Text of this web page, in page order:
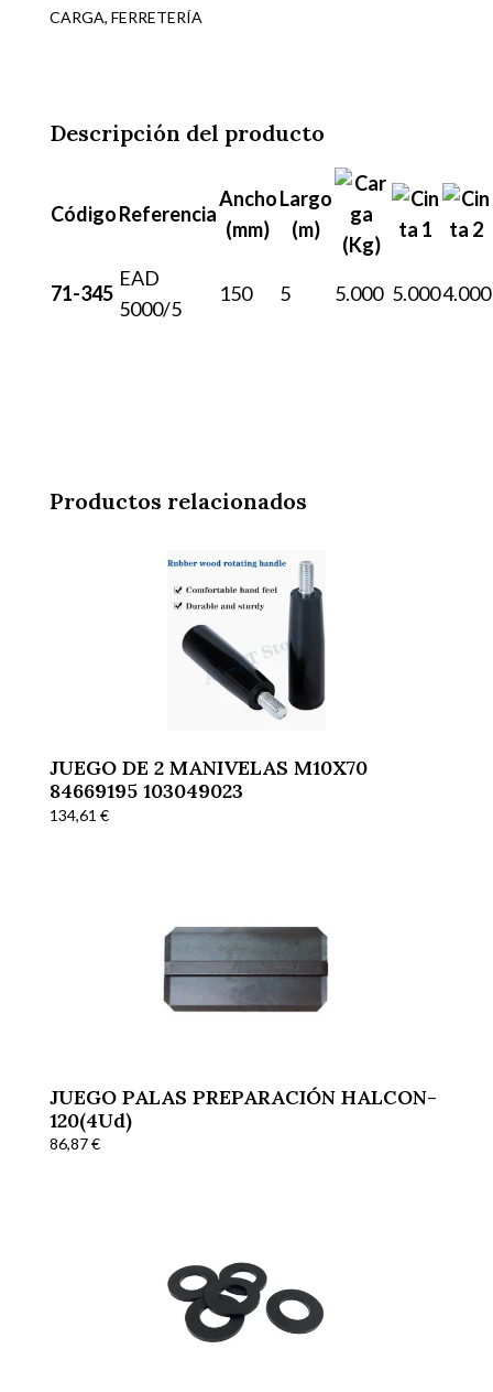
Kg.
CARGA, FERRETERÍA
Descripción del producto
CódigoReferencia
Ancho
(mm)
Largo
(m)
71-345
EAD
5000/5
150 5 5.000 5.0004.000
Productos relacionados
JUEGO DE 2 MANIVELAS M10X70
84669195 103049023
134,61 €
JUEGO PALAS PREPARACIÓN HALCON-
120(4Ud)
86,87€